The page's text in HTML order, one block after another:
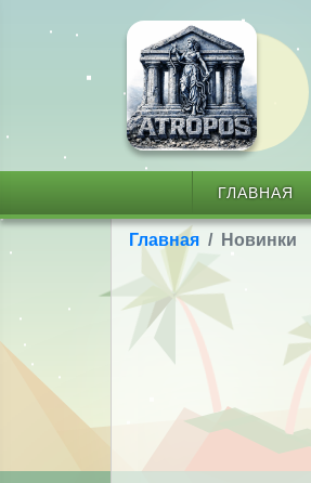
ГЛАВНАЯ
Главная Новинки